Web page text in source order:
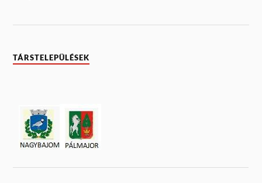
TÁRSTELEPÜLÉSEK